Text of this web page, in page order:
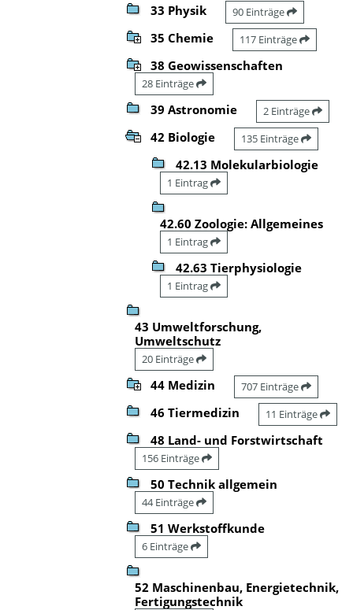
33 Physik 90 Einträge
35 Chemie 117 Einträge
38 Geowissenschaften
28 Einträge
39 Astronomie 2 Einträge
42 Biologie 135 Einträge
42.13 Molekularbiologie
1 Eintrag
42.60 Zoologie: Allgemeines
1 Eintrag
42.63 Tierphysiologie
1 Eintrag
43 Umweltforschung,
Umweltschutz
20 Einträge
44 Medizin 707 Einträge
46 Tiermedizin 11 Einträge
48 Land- und Forstwirtschaft
156 Einträge
50 Technik allgemein
44 Einträge
51 Werkstoffkunde
6 Einträge
52 Maschinenbau, Energietechnik,
Fertigungstechnik